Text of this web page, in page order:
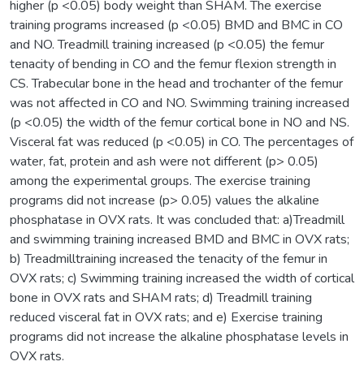
higher (p <0.05) body weight than SHAM. The exercise
training programs increased (p <0.05) BMD and BMC in CO
and NO. Treadmill training increased (p <0.05) the femur
tenacity of bending in CO and the femur flexion strength in
CS. Trabecular bone in the head and trochanter of the femur
was not affected in CO and NO. Swimming training increased
(p <0.05) the width of the femur cortical bone in NO and NS.
Visceral fat was reduced (p <0.05) in CO. The percentages of
water, fat, protein and ash were not different (p> 0.05)
among the experimental groups. The exercise training
programs did not increase (p> 0.05) values the alkaline
phosphatase in OVX rats. It was concluded that: a)Treadmill
and swimming training increased BMD and BMC in OVX rats;
b) Treadmilltraining increased the tenacity of the femur in
OVX rats; c) Swimming training increased the width of cortical
bone in OVX rats and SHAM rats; d) Treadmill training
reduced visceral fat in OVX rats; and e) Exercise training
programs did not increase the alkaline phosphatase levels in
OVX rats.